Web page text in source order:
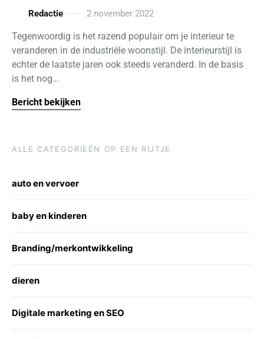
Redactie 2 november 2022
Tegenwoordig is het razend populair om je interieur te
veranderen in de industriële woonstijl. De interieurstijl is
echter de laatste jaren ook steeds veranderd. In de basis
is het nog…
Bericht bekijken
ALLE CATEGORIEËN OP EEN RIJTJE
auto en vervoer
baby en kinderen
Branding/merkontwikkeling
dieren
Digitale marketing en SEO